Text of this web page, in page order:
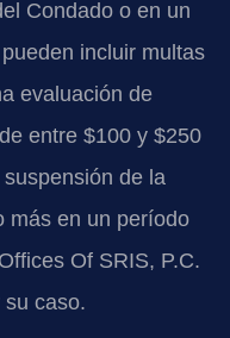
Condado o en un
incluir multas
evaluación de
entre $100 y $250
de la
más en un período
Of SRIS, P.C.
caso.